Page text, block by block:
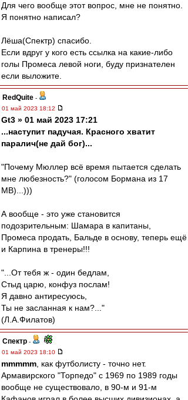
Для чего вообще этот вопрос, мне не понятно.
Я понятно написал?
Лёша(Спектр) спасибо.
Если вдруг у кого есть ссылка на какие-либо
голы Промеса левой ноги, буду признателен
если выложите.
RedQuite -
01 май 2023 18:12
Gt3 » 01 май 2023 17:21
...наступит падучая. Красного хватит
паралич(не дай бог)...
"Почему Мюллер всё время пытается сделать
мне любезность?" (голосом Бормана из 17
МВ)...)))
А вообще - это уже становится
подозрительным: Шамара в капитаны,
Промеса продать, Бальде в основу, теперь ещё
и Карпина в тренеры!!!
"...От тебя ж - один бедлам,
Стыд царю, конфуз послам!
Я давно антиресуюсь,
Ты не засланная к нам?..."
(Л.А.Филатов)
Спектр -
01 май 2023 18:10
mmmmm , как футболисту - точно нет.
Армавирского "Торпедо" с 1969 по 1989 годы
вообще не существовало, в 90-м и 91-м